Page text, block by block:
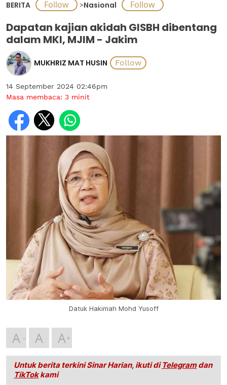
BERITA >Nasional
Dapatan kajian akidah GISBH dibentang
dalam MKI, MJIM - Jakim
MUKHRIZ MAT HUSIN
14 September 2024 02:46pm
Masa membaca: 3 minit
Datuk Hakimah Mohd Yusoff
A A A
Untuk berita terkini Sinar Harian, ikuti di Telegramdan
TikTokkami